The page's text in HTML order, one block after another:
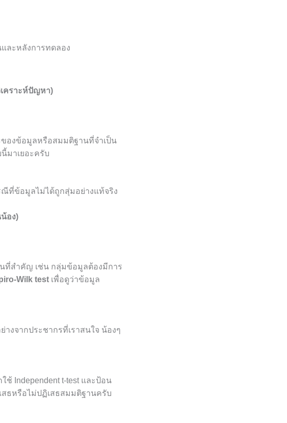
ละหลังการทดลอง
คราะห์ปัญหา)
ของข้อมูลหรือสมมติฐานที่จำเป็น
มาเยอะครับ
ณีที่ข้อมูลไม่ได้ถูกสุ่มอย่างแท้จริง
อง)
นที่สำคัญ เช่น กลุ่มข้อมูลต้องมีการ
Wilk test เพื่อดูว่าข้อมูล
งจากประชากรที่เราสนใจ น้องๆ
ช้ Independent t-test และป้อน
สธหรือไม่ปฏิเสธสมมติฐานครับ